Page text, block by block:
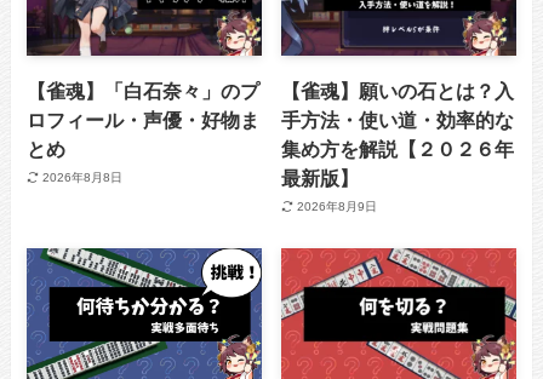
【雀魂】「白石奈々」のプ
ロフィール・声優・好物ま
とめ
2026年8月8日
【雀魂】願いの石とは？入
手方法・使い道・効率的な
集め方を解説【２０２６年
最新版】
2026年8月9日